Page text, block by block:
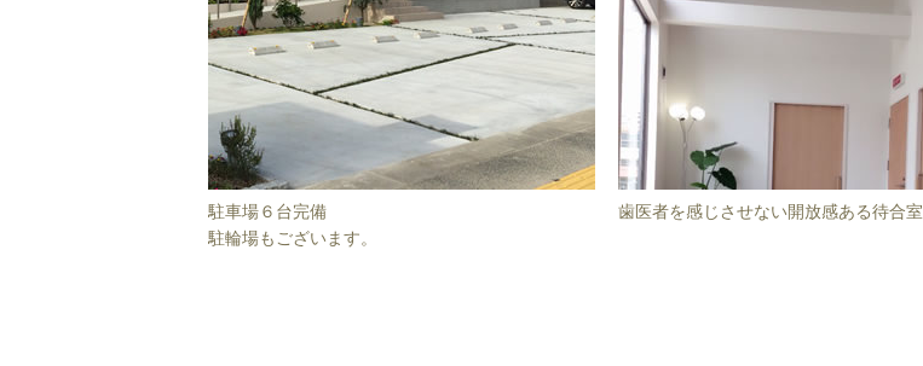
駐車場６台完備
駐輪場もございます。
歯医者を感じさせない開放感ある待合室